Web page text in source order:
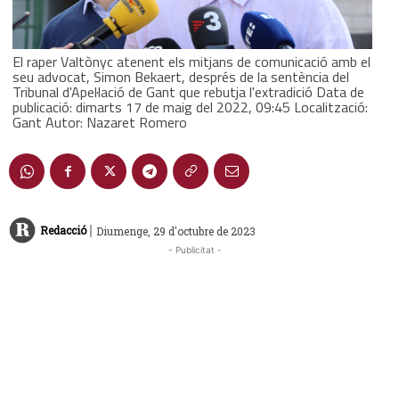
El raper Valtònyc atenent els mitjans de comunicació amb el
seu advocat, Simon Bekaert, després de la sentència del
Tribunal d'Apel·lació de Gant que rebutja l'extradició Data de
publicació: dimarts 17 de maig del 2022, 09:45 Localització:
Gant Autor: Nazaret Romero
Redacció | Diumenge, 29 d'octubre de 2023
- Publicitat -